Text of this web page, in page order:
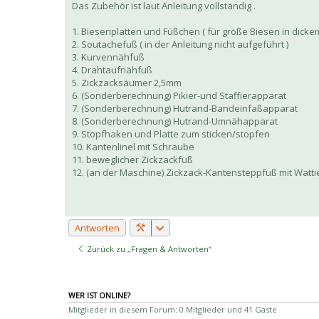
Das Zubehör ist laut Anleitung vollständig .
1. Biesenplatten und Füßchen ( für große Biesen in
2. Soutachefuß ( in der Anleitung nicht aufgeführt )
3. Kurvennähfuß
4. Drahtaufnähfuß
5. Zickzacksäumer 2,5mm
6. (Sonderberechnung) Pikier-und Staffierapparat
7. (Sonderberechnung) Hutrand-Bandeinfaßapparat
8. (Sonderberechnung) Hutrand-Umnähapparat
9. Stopfhaken und Platte zum sticken/stopfen
10. Kantenlinel mit Schraube
11. beweglicher Zickzackfuß
12. (an der Maschine) Zickzack-Kantensteppfuß mit
Antworten
Zurück zu „Fragen & Antworten“
WER IST ONLINE?
Mitglieder in diesem Forum: 0 Mitglieder und 41 Gäste